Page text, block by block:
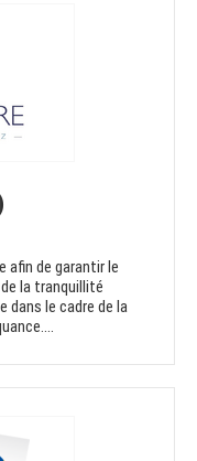
afin de garantir le
la tranquillité
dans le cadre de la